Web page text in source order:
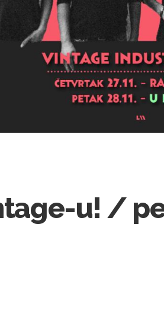
u! /